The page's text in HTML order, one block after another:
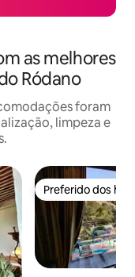
as melhores
Ródano
foram
limpeza e
Preferido dos
Preferido dos